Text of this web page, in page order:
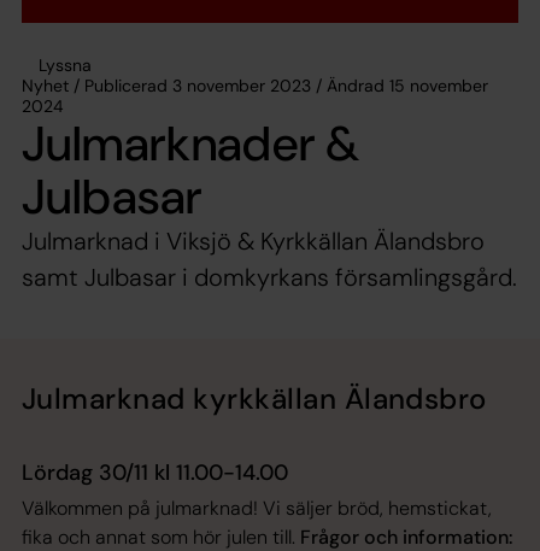
Lyssna
Nyhet / Publicerad 3 november 2023 / Ändrad 15 november
2024
Julmarknader &
Julbasar
Julmarknad i Viksjö & Kyrkkällan Älandsbro
samt Julbasar i domkyrkans församlingsgård.
Julmarknad kyrkkällan Älandsbro
Lördag 30/11 kl 11.00-14.00
Välkommen på julmarknad! Vi säljer bröd, hemstickat,
fika och annat som hör julen till. Frågor och information: